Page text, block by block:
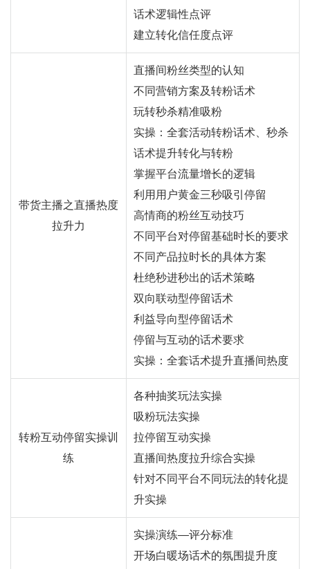
话术逻辑性点评
建立转化信任度点评
带货主播之直播热度
拉升力
直播间粉丝类型的认知
不同营销方案及转粉话术
玩转秒杀精准吸粉
实操：全套活动转粉话术、秒杀
话术提升转化与转粉
掌握平台流量增长的逻辑
利用用户黄金三秒吸引停留
高情商的粉丝互动技巧
不同平台对停留基础时长的要求
不同产品拉时长的具体方案
杜绝秒进秒出的话术策略
双向联动型停留话术
利益导向型停留话术
停留与互动的话术要求
实操：全套话术提升直播间热度
转粉互动停留实操训
练
各种抽奖玩法实操
吸粉玩法实操
拉停留互动实操
直播间热度拉升综合实操
针对不同平台不同玩法的转化提
升实操
实操演练—评分标准
开场白暖场话术的氛围提升度